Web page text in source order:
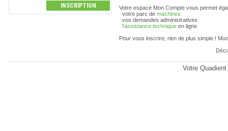
Votre espace Mon Compte vous permet
votre parc de machines
vos demandes administratives
l'assistance technique en ligne
Pour vous inscrire, rien de plus simple !
Votre Quadient